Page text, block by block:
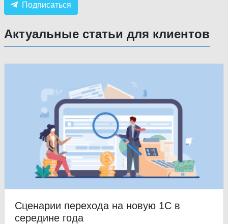
Подписаться
Актуальные статьи для клиентов
Сценарии перехода на новую 1С в
середине года